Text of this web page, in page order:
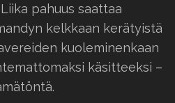
pahuus saattaa
kelkkaan kerätyistä
kuoleminenkaan
käsitteeksi –